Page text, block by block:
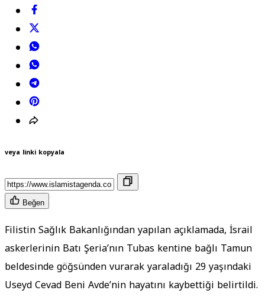
veya linki kopyala
Beğen
Filistin Sağlık Bakanlığından yapılan açıklamada, İsrail
askerlerinin Batı Şeria’nın Tubas kentine bağlı Tamun
beldesinde göğsünden vurarak yaraladığı 29 yaşındaki
Useyd Cevad Beni Avde’nin hayatını kaybettiği belirtildi.